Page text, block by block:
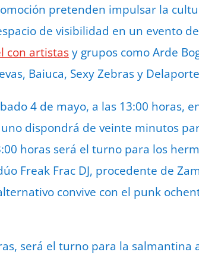
pretenden impulsar la
de visibilidad en un evento
con artistasy grupos como Arde
Baiuca, Sexy Zebras y
4 de mayo, a las 13:00 horas,
dispondrá de veinte minutos
horas será el turno para los
Freak Frac DJ, procedente de
convive con el punk
será el turno para la salmantina